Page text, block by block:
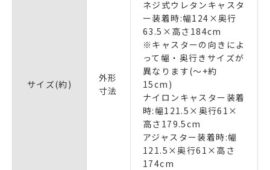
サイズ(約)
外形
寸法
ネジ式ウレタンキャスタ
ー装着時:幅124×奥行
63.5×高さ184cm
※キャスターの向きによ
って幅・奥行きサイズが
異なります(～+約
15cm)
ナイロンキャスター装着
時:幅121.5×奥行61×
高さ179.5cm
アジャスター装着時:幅
121.5×奥行61×高さ
174cm